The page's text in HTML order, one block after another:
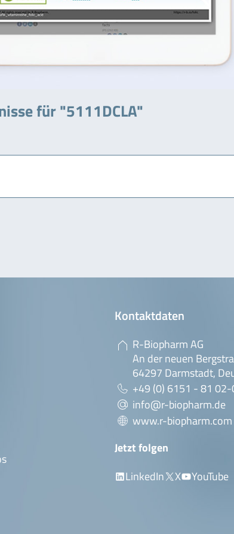
für "5111DCLA"
Kontaktdaten
R-Biopharm AG
An der neuen
64297 Darmstadt,
+49 (0) 6151 - 81
info@r-biopharm.de
www.r-biopharm.com
Jetzt folgen
LinkedIn
X YouTube